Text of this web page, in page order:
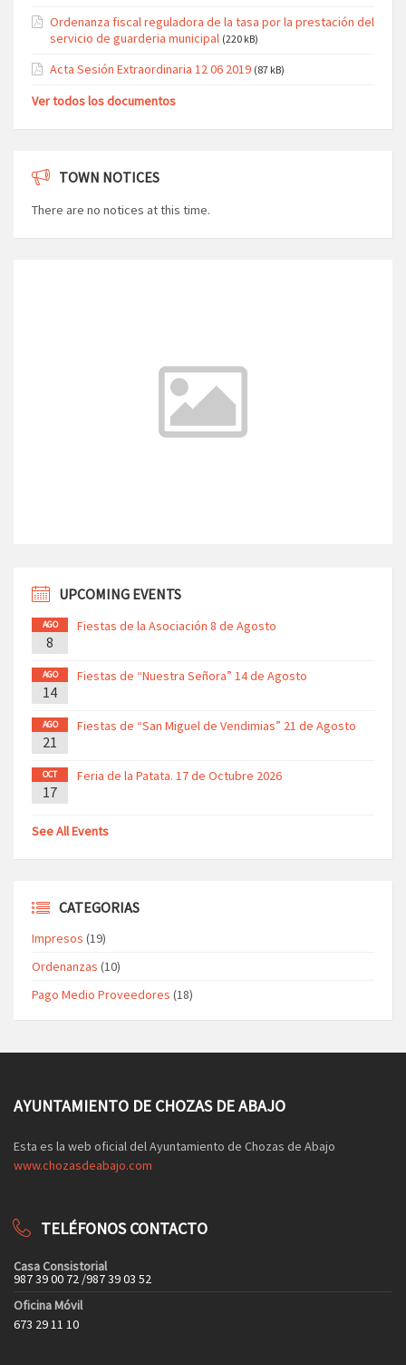
Ordenanza fiscal reguladora de la tasa por la prestación del
servicio de guarderia municipal (220 kB)
Acta Sesión Extraordinaria 12 06 2019 (87 kB)
Ver todos los documentos
TOWN NOTICES
There are no notices at this time.
UPCOMING EVENTS
AGO
8
Fiestas de la Asociación 8 de Agosto
AGO
14
Fiestas de “Nuestra Señora” 14 de Agosto
AGO
21
Fiestas de “San Miguel de Vendimias” 21 de Agosto
OCT
17
Feria de la Patata. 17 de Octubre 2026
See All Events
CATEGORIAS
Impresos (19)
Ordenanzas (10)
Pago Medio Proveedores (18)
AYUNTAMIENTO DE CHOZAS DE ABAJO
Esta es la web oficial del Ayuntamiento de Chozas de Abajo
www.chozasdeabajo.com
TELÉFONOS CONTACTO
Casa Consistorial
987 39 00 72 /987 39 03 52
Oficina Móvil
673 29 11 10